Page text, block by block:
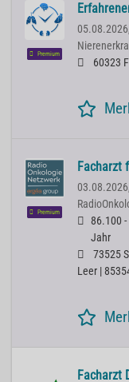
Premium
05.08.2026,
60323
Premium
Facharzt
03.08.2026,
86.100
Jahr
73525
Leer |
Facharzt